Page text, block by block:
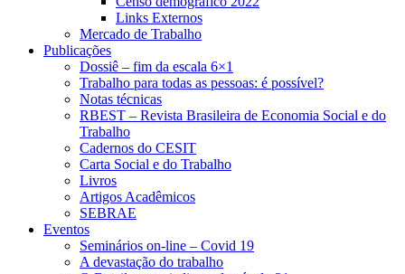
Links Externos
Mercado de Trabalho
Publicações
Dossiê – fim da escala 6×1
Trabalho para todas as pessoas: é possível?
Notas técnicas
RBEST – Revista Brasileira de Economia Social e do
Trabalho
Cadernos do CESIT
Carta Social e do Trabalho
Livros
Artigos Acadêmicos
SEBRAE
Eventos
Seminários on-line – Covid 19
A devastação do trabalho